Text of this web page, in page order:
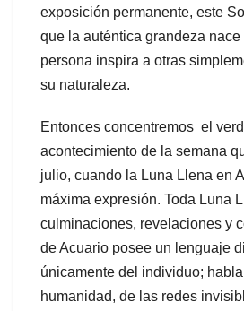
exposición permanente, este
que la auténtica grandeza nace
persona inspira a otras
su naturaleza.
Entonces concentremos el
acontecimiento de la semana
julio, cuando la Luna Llena en
máxima expresión. Toda Luna
culminaciones, revelaciones y
de Acuario posee un lenguaje
únicamente del individuo;
humanidad, de las redes